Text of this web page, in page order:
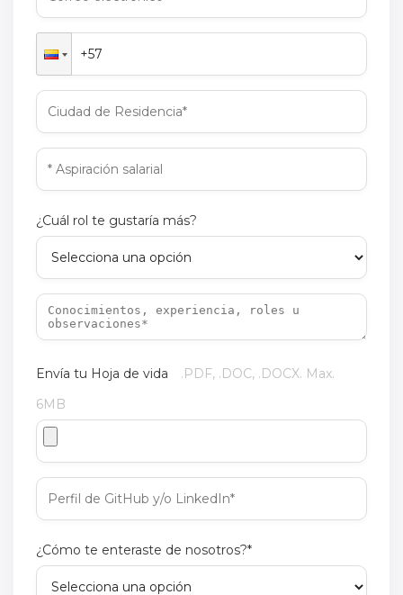
¿Cuál rol te gustaría más?
Envía tu Hoja de vida
.PDF, .DOC, .DOCX. Max.
6MB
¿Cómo te enteraste de nosotros?*